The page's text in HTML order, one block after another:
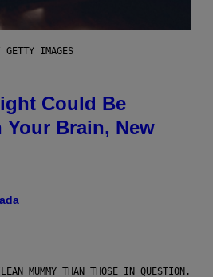
GETTY IMAGES
Could Be
Brain, New
MUMMY THAN THOSE IN QUESTION.